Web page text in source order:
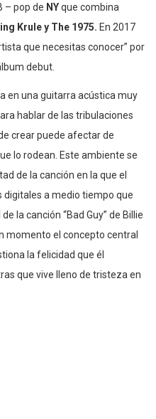
– pop de NYque combina
Krule y The 1975. En 2017
que necesitas conocer” por
debut.
en una guitarra acústica muy
hablar de las tribulaciones
crear puede afectar de
lo rodean. Este ambiente se
de la canción en la que el
a medio tiempo que
la canción “Bad Guy” de Billie
momento el concepto central
la felicidad que él
que vive lleno de tristeza en